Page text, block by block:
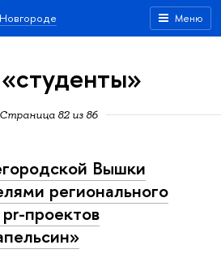
Меню
Страница 82 из 86
Вышки
регионального
проектов